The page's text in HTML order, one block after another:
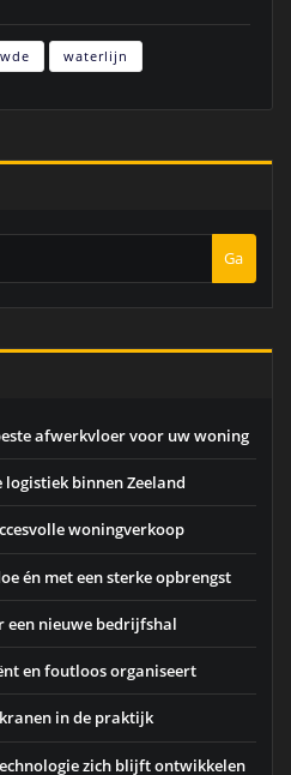
waterlijn
Ga
afwerkvloer voor uw woning
binnen Zeeland
woningverkoop
én met een sterke opbrengst
een nieuwe bedrijfshal
en foutloos organiseert
in de praktijk
zich blijft ontwikkelen